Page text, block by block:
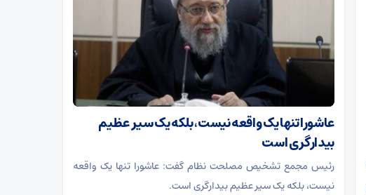
عاشورا تنها یک واقعه نیست، بلکه یک سیر عظیم
بیدارگری است
رئیس مجمع تشخیص مصلحت نظام گفت: ‏‏عاشورا تنها یک واقعه
نیست، بلکه یک سیر عظیم بیدارگری است.